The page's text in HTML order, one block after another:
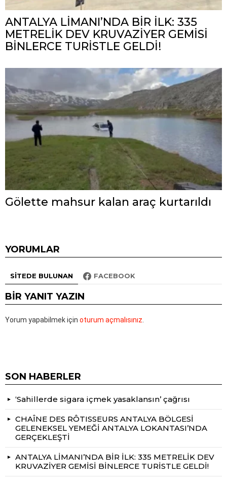
ANTALYA LİMANI’NDA BİR İLK: 335
METRELİK DEV KRUVAZİYER GEMİSİ
BİNLERCE TURİSTLE GELDİ!
Gölette mahsur kalan araç kurtarıldı
YORUMLAR
SITEDE BULUNAN FACEBOOK
BIR YANIT YAZIN
Yorum yapabilmek için oturum açmalısınız
SON HABERLER
‘Sahillerde sigara içmek yasaklansın’ çağrısı
CHAÎNE DES RÔTISSEURS ANTALYA BÖLGESİ
GELENEKSEL YEMEĞİ ANTALYA LOKANTASI’NDA
GERÇEKLEŞTİ
ANTALYA LİMANI’NDA BİR İLK: 335 METRELİK DEV
KRUVAZİYER GEMİSİ BİNLERCE TURİSTLE GELDİ!